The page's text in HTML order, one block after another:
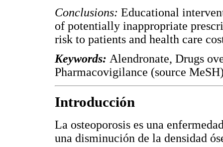
Conclusions: Educational
of potentially inappropriate
risk to patients and health care
Keywords: Alendronate, Drugs
Pharmacovigilance (source
Introducción
La osteoporosis es una
una disminución de la densidad